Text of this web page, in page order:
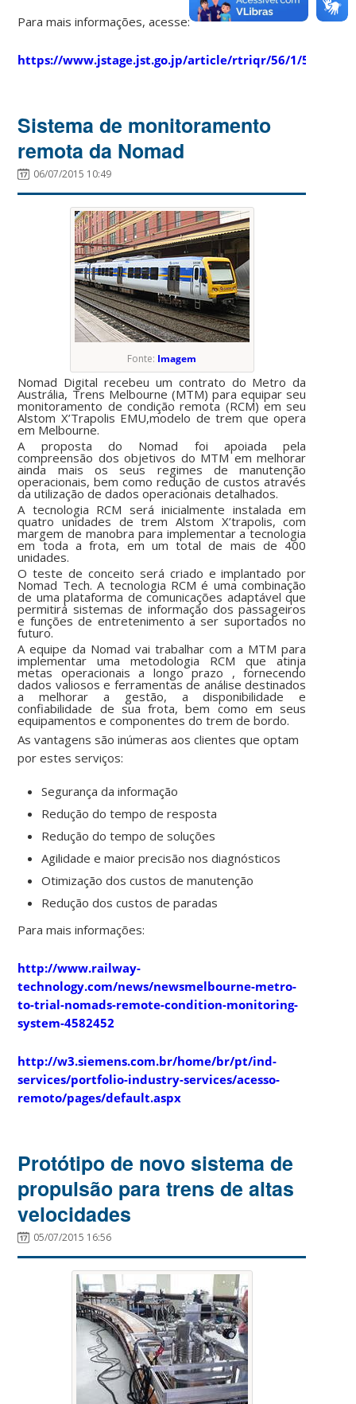
Para mais informações, acesse:
https://www.jstage.jst.go.jp/article/rtriqr/56/1/56_33/
Sistema de monitoramento
remota da Nomad
06/07/2015 10:49
Fonte: Imagem
Nomad Digital recebeu um contrato do Metro da
Austrália, Trens Melbourne (MTM) para equipar seu
monitoramento de condição remota (RCM) em seu
Alstom X’Trapolis EMU,modelo de trem que opera
em Melbourne.
A proposta do Nomad foi apoiada pela
compreensão dos objetivos do MTM em melhorar
ainda mais os seus regimes de manutenção
operacionais, bem como redução de custos através
da utilização de dados operacionais detalhados.
A tecnologia RCM será inicialmente instalada em
quatro unidades de trem Alstom X’trapolis, com
margem de manobra para implementar a tecnologia
em toda a frota, em um total de mais de 400
unidades.
O teste de conceito será criado e implantado por
Nomad Tech. A tecnologia RCM é umacombinação
de uma plataforma de comunicações adaptável que
permitirá sistemas de informação dos passageiros
e funções de entretenimento a ser suportados no
futuro.
A equipe da Nomad vai trabalhar com a MTM para
implementar uma metodologia RCM que atinja
metas operacionais a longo prazo , fornecendo
dados valiosos e ferramentas de análise destinados
a melhorar a gestão, a disponibilidade e
confiabilidade de sua frota, bem como em seus
equipamentos e componentes do trem de bordo.
As vantagens são inúmeras aos clientes que optam
por estes serviços:
Segurança da informação
Redução do tempo de resposta
Redução do tempo de soluções
Agilidade e maior precisão nos diagnósticos
Otimização dos custos de manutenção
Redução dos custos de paradas
Para mais informações:
http://www.railway-
technology.com/news/newsmelbourne-metro-
to-trial-nomads-remote-condition-monitoring-
system-4582452
http://w3.siemens.com.br/home/br/pt/ind-
services/portfolio-industry-services/acesso-
remoto/pages/default.aspx
Protótipo de novo sistema de
propulsão para trens de altas
velocidades
05/07/2015 16:56